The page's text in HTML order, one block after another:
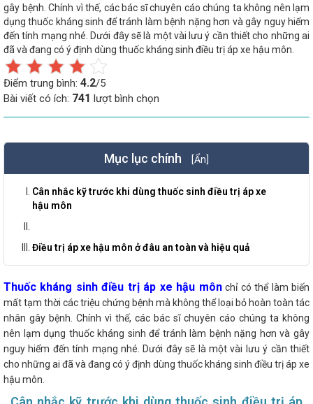
gây bệnh. Chính vì thế, các bác sĩ chuyên cáo chúng ta không nên lạm
dụng thuốc kháng sinh để tránh làm bệnh nặng hơn và gây nguy hiểm
đến tính mạng nhé. Dưới đây sẽ là một vài lưu ý cần thiết cho những ai
đã và đang có ý định dùng thuốc kháng sinh điều trị áp xe hậu môn.
Điểm trung bình: 4.2/5
Bài viết có ích: 741 lượt bình chọn
Mục lục chính [Ẩn]
Cân nhắc kỹ trước khi dùng thuốc sinh điều trị áp xe
hậu môn
Điều trị áp xe hậu môn ở đâu an toàn và hiệu quả
Thuốc kháng sinh điều trị áp xe hậu mônchỉ có thể làm biến
mất tạm thời các triệu chứng bệnh mà không thể loại bỏ hoàn toàn tác
nhân gây bệnh. Chính vì thế, các bác sĩ chuyên cáo chúng ta không
nên lạm dụng thuốc kháng sinh để tránh làm bệnh nặng hơn và gây
nguy hiểm đến tính mạng nhé. Dưới đây sẽ là một vài lưu ý cần thiết
cho những ai đã và đang có ý định dùng thuốc kháng sinh điều trị áp xe
hậu môn.